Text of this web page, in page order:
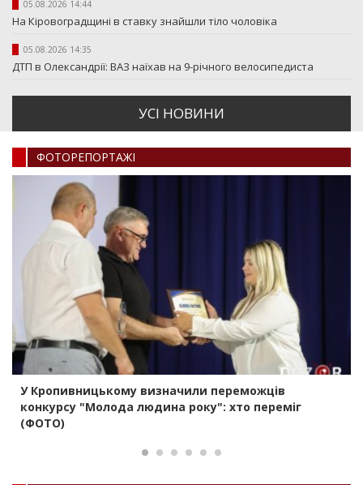
05.08.2026 14:44
На Кіровоградщині в ставку знайшли тіло чоловіка
05.08.2026 14:35
ДТП в Олександрії: ВАЗ наїхав на 9-річного велосипедиста
УСI НОВИНИ
ФОТОРЕПОРТАЖI
У Кропивницькому визначили переможців
конкурсу "Молода людина року": хто переміг
(ФОТО)